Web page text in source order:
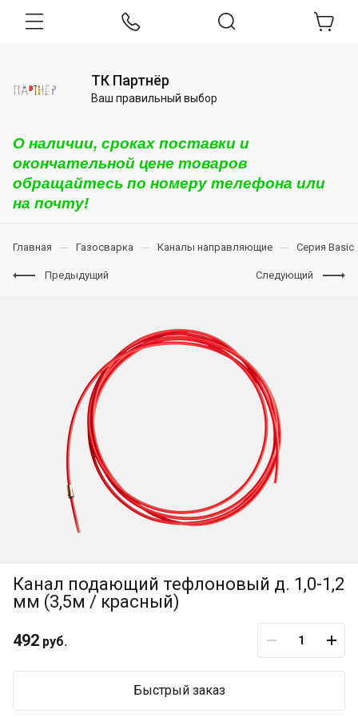
ТК Партнёр
Ваш правильный выбор
О наличии, сроках поставки и
окончательной цене товаров
обращайтесь по номеру телефона или
на почту!
Главная Газосварка Каналы направляющие Серия Basic
Предыдущий Следующий
Канал подающий тефлоновый д. 1,0-1,2
мм (3,5м / красный)
492 руб.
Быстрый заказ